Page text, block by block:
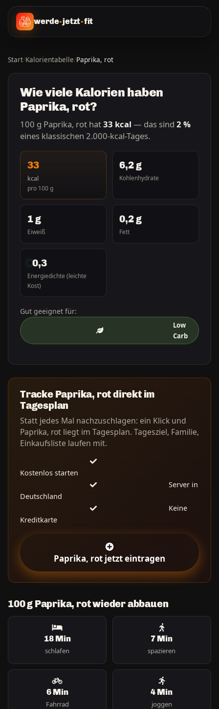
werde-jetzt-fit
Start/Kalorientabelle/Paprika, rot
Wie viele Kalorien haben
Paprika, rot?
100 g Paprika, rot hat33 kcal — das sind 2 %
eines klassischen 2.000-kcal-Tages.
33
kcal
pro 100 g
6,2 g
Kohlenhydrate
1 g
Eiweiß
0,2 g
Fett
0,3
Energiedichte (leichte
Kost)
Gut geeignet für:
Low
Carb
Tracke Paprika, rot direkt im
Tagesplan
Statt jedes Mal nachzuschlagen: ein Klick und
Paprika, rot liegt im Tagesplan. Tagesziel, Familie,
Einkaufsliste laufen mit.
Kostenlos starten
Server in
Deutschland
Keine
Kreditkarte
Paprika, rot jetzt eintragen
100 g Paprika, rot wieder abbauen
18 Min
schlafen
7 Min
spazieren
6 Min
Fahrrad
4 Min
joggen